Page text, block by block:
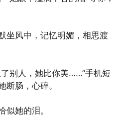
坐风中，记忆明媚，相思渡
别人，她比你美……”手机短
断肠，心碎。
似她的泪。